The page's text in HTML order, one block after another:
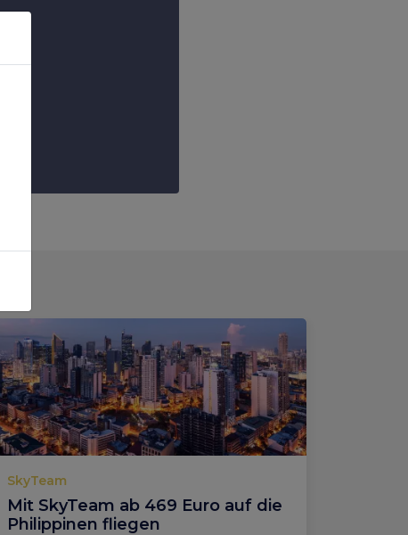
SkyTeam
Mit SkyTeam ab 469 Euro auf die
Philippinen fliegen